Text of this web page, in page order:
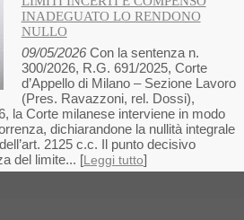
INADEGUATO LO RENDONO
NULLO
09/05/2026Con la sentenza n.
300/2026, R.G. 691/2025, Corte
d’Appello di Milano – Sezione Lavoro
(Pres. Ravazzoni, rel. Dossi),
la Corte milanese interviene in modo
dichiarandone la nullità integrale
2125 c.c. Il punto decisivo
del limite... [Leggi tutto]